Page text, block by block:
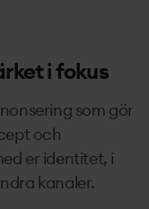
i fokus
som gör
och
er identitet, i
kanaler.